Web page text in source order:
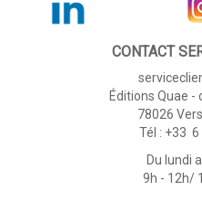
CONTACT
Éditions Quae -
78026
Tél : +33 6
Du lundi
9h - 12h/